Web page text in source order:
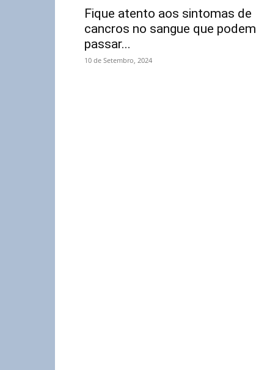
Fique atento aos sintomas de
cancros no sangue que podem
passar...
10 de Setembro, 2024